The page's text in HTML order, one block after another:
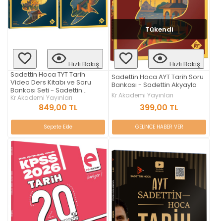
Hızlı Bakış
Sadettin Hoca TYT Tarih
Video Ders Kitabı ve Soru
Bankası Seti - Sadettin
Akyayla
Kr Akademi Yayınları
849,00 TL
Sepete Ekle
Tükendi
Hızlı Bakış
Sadettin Hoca AYT Tarih Soru
Bankası - Sadettin Akyayla
Kr Akademi Yayınları
399,00 TL
GELİNCE HABER VER